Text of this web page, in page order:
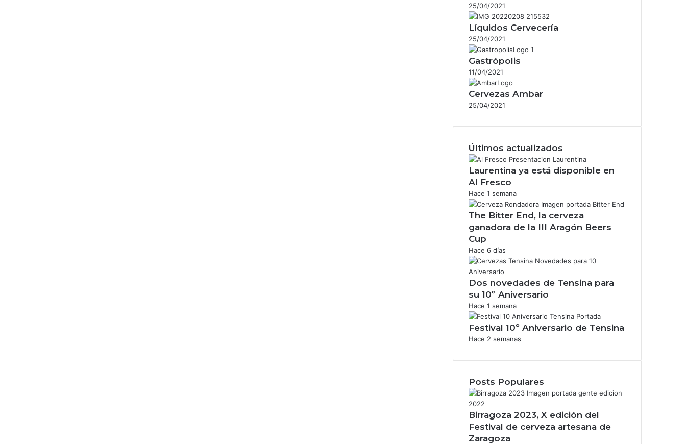
25/04/2021
Líquidos Cervecería
25/04/2021
Gastrópolis
11/04/2021
Cervezas Ambar
25/04/2021
Últimos actualizados
Laurentina ya está disponible en
Al Fresco
Hace 1 semana
The Bitter End, la cerveza
ganadora de la III Aragón Beers
Cup
Hace 6 días
Dos novedades de Tensina para
su 10º Aniversario
Hace 1 semana
Festival 10º Aniversario de Tensina
Hace 2 semanas
Posts Populares
Birragoza 2023, X edición del
Festival de cerveza artesana de
Zaragoza